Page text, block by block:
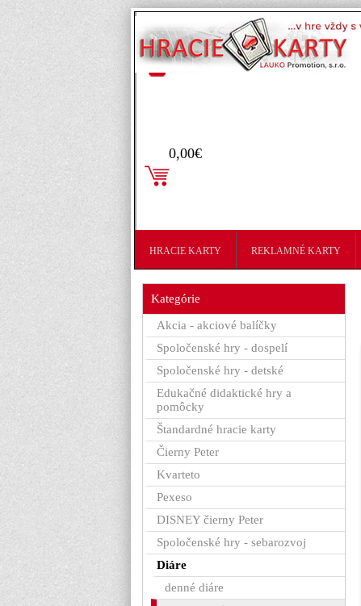
Prihlásenie
0,00€
HRACIE KARTY REKLAMNÉ KARTY
Kategórie
Akcia - akciové balíčky
Spoločenské hry - dospelí
Spoločenské hry - detské
Edukačné didaktické hry a
pomôcky
Štandardné hracie karty
Čierny Peter
Kvarteto
Pexeso
DISNEY čierny Peter
Spoločenské hry - sebarozvoj
Diáre
denné diáre